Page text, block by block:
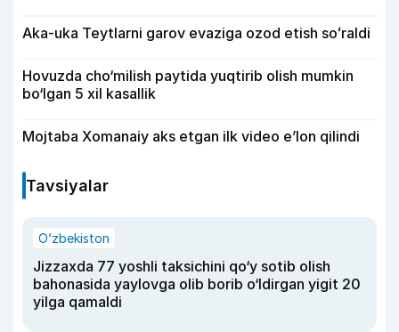
Aka-uka Teytlarni garov evaziga ozod etish soʻraldi
Hovuzda cho‘milish paytida yuqtirib olish mumkin
bo‘lgan 5 xil kasallik
Mojtaba Xomanaiy aks etgan ilk video e’lon qilindi
Tavsiyalar
O‘zbekiston
Jizzaxda 77 yoshli taksichini qo‘y sotib olish
bahonasida yaylovga olib borib o‘ldirgan yigit 20
yilga qamaldi